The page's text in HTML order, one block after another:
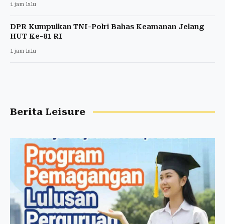
1 jam lalu
DPR Kumpulkan TNI-Polri Bahas Keamanan Jelang
HUT Ke-81 RI
1 jam lalu
Berita Leisure